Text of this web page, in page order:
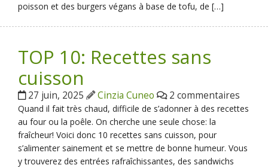
poisson et des burgers végans à base de tofu, de […]
TOP 10: Recettes sans
cuisson
27 juin, 2025 Cinzia Cuneo 2 commentaires
Quand il fait très chaud, difficile de s’adonner à des recettes
au four ou la poêle. On cherche une seule chose: la
fraîcheur! Voici donc 10 recettes sans cuisson, pour
s’alimenter sainement et se mettre de bonne humeur. Vous
y trouverez des entrées rafraîchissantes, des sandwichs